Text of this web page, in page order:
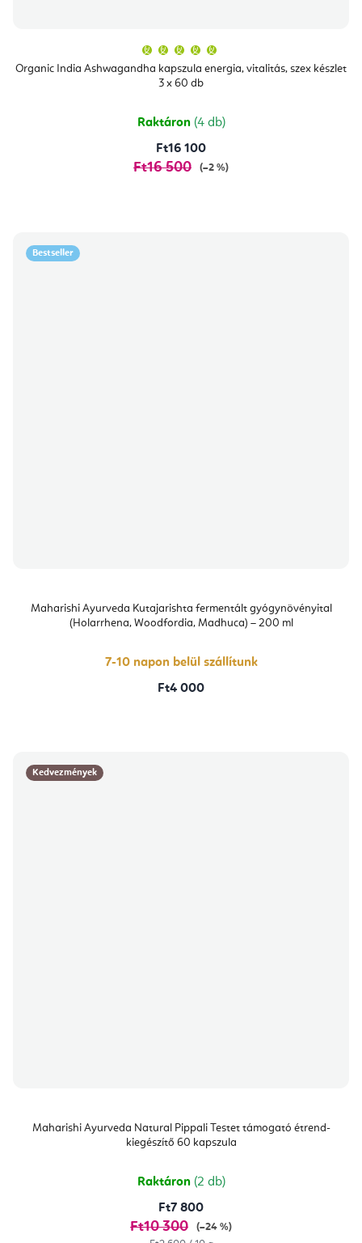
Organic India Ashwagandha kapszula energia, vitalitás, szex készlet
3 x 60 db
átlagos
értékelése
csillag.
Raktáron (4 db)
Ft16 100
Ft16 500 (–2 %)
Bestseller
Maharishi Ayurveda Kutajarishta fermentált gyógynövényital
(Holarrhena, Woodfordia, Madhuca) – 200 ml
7-10 napon belül szállítunk
Ft4 000
Kedvezmények
Maharishi Ayurveda Natural Pippali Testet támogató étrend-
kiegészítő 60 kapszula
Raktáron (2 db)
Ft7 800
Ft10 300
(–24 %)